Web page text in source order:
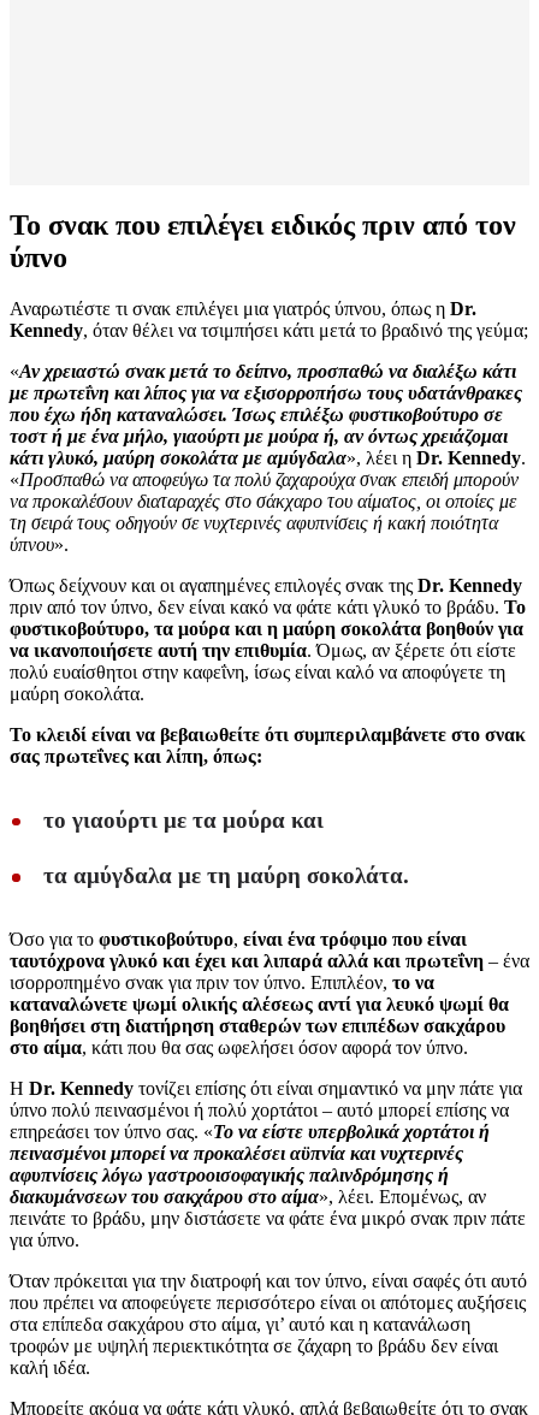
Το σνακ που επιλέγει ειδικός πριν από τον
ύπνο
Αναρωτιέστε τι σνακ επιλέγει μια γιατρός ύπνου, όπως η Dr.
Kennedy, όταν θέλει να τσιμπήσει κάτι μετά το βραδινό της γεύμα;
«Αν χρειαστώ σνακ μετά το δείπνο, προσπαθώ να διαλέξω κάτι
με πρωτεΐνη και λίπος για να εξισορροπήσω τους υδατάνθρακες
που έχω ήδη καταναλώσει. Ίσως επιλέξω φυστικοβούτυρο σε
τοστ ή με ένα μήλο, γιαούρτι με μούρα ή, αν όντως χρειάζομαι
κάτι γλυκό, μαύρη σοκολάτα με αμύγδαλα», λέει η Dr. Kennedy.
«Προσπαθώ να αποφεύγω τα πολύ ζαχαρούχα σνακ επειδή μπορούν
να προκαλέσουν διαταραχές στο σάκχαρο του αίματος, οι οποίες με
τη σειρά τους οδηγούν σε νυχτερινές αφυπνίσεις ή κακή ποιότητα
ύπνου».
Όπως δείχνουν και οι αγαπημένες επιλογές σνακ της Dr. Kennedy
πριν από τον ύπνο, δεν είναι κακό να φάτε κάτι γλυκό το βράδυ. Το
φυστικοβούτυρο, τα μούρα και η μαύρη σοκολάτα βοηθούν για
να ικανοποιήσετε αυτή την επιθυμία. Όμως, αν ξέρετε ότι είστε
πολύ ευαίσθητοι στην καφεΐνη, ίσως είναι καλό να αποφύγετε τη
μαύρη σοκολάτα.
Το κλειδί είναι να βεβαιωθείτε ότι συμπεριλαμβάνετε στο σνακ
σας πρωτεΐνες και λίπη, όπως:
το γιαούρτι με τα μούρα και
τα αμύγδαλα με τη μαύρη σοκολάτα.
Όσο για το φυστικοβούτυρο, είναι ένα τρόφιμο που είναι
ταυτόχρονα γλυκό και έχει και λιπαρά αλλά και πρωτεΐνη – ένα
ισορροπημένο σνακ για πριν τον ύπνο. Επιπλέον, το να
καταναλώνετε ψωμί ολικής αλέσεως αντί για λευκό ψωμί θα
βοηθήσει στη διατήρηση σταθερών των επιπέδων σακχάρου
στο αίμα, κάτι που θα σας ωφελήσει όσον αφορά τον ύπνο.
Η Dr. Kennedy τονίζει επίσης ότι είναι σημαντικό να μην πάτε για
ύπνο πολύ πεινασμένοι ή πολύ χορτάτοι – αυτό μπορεί επίσης να
επηρεάσει τον ύπνο σας. «Το να είστε υπερβολικά χορτάτοι ή
πεινασμένοι μπορεί να προκαλέσει αϋπνία και νυχτερινές
αφυπνίσεις λόγω γαστροοισοφαγικής παλινδρόμησης ή
διακυμάνσεων του σακχάρου στο αίμα», λέει. Επομένως, αν
πεινάτε το βράδυ, μην διστάσετε να φάτε ένα μικρό σνακ πριν πάτε
για ύπνο.
Όταν πρόκειται για την διατροφή και τον ύπνο, είναι σαφές ότι αυτό
που πρέπει να αποφεύγετε περισσότερο είναι οι απότομες αυξήσεις
στα επίπεδα σακχάρου στο αίμα, γι’ αυτό και η κατανάλωση
τροφών με υψηλή περιεκτικότητα σε ζάχαρη το βράδυ δεν είναι
καλή ιδέα.
Μπορείτε ακόμα να φάτε κάτι γλυκό, απλά βεβαιωθείτε ότι το σνακ